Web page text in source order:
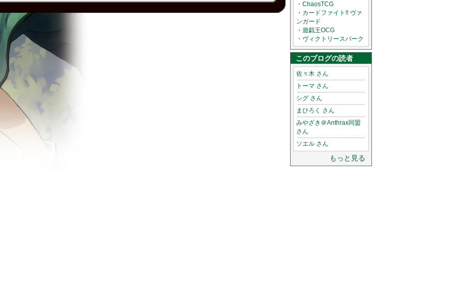
・ ChaosTCG
・ カードファイト!! ヴァ
ンガード
・ 遊戯王OCG
・ ヴィクトリースパーク
このブログの読者
佐々木 さん
トーマ さん
シグ さん
まひろく さん
みやざき＠Anthrax同盟
さん
ソエル さん
もっと見る